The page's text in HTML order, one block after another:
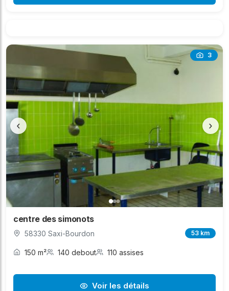
3
‹ ›
centre des simonots
58330 Saxi-Bourdon 53 km
150 m² 140 debout 110 assises
Voir les détails